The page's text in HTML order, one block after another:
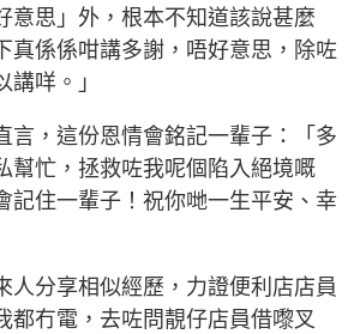
意思」外，根本不知道該說甚麼
真係係咁講多謝，唔好意思，除咗
咩。」
言，這份恩情會銘記一輩子：「多
幫忙，拯救咗我呢個陷入絕境嘅
記住一輩子！祝你哋一生平安、幸
人分享相似經歷，力證便利店店員
都冇電，去咗問靚仔店員借嚟叉